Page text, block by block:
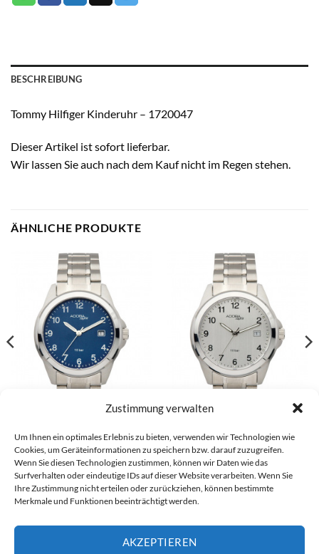
Zustimmung verwalten
Um Ihnen ein optimales Erlebnis zu bieten, verwenden wir Technologien wie
Cookies, um Geräteinformationen zu speichern bzw. darauf zuzugreifen.
Wenn Sie diesen Technologien zustimmen, können wir Daten wie das
Surfverhalten oder eindeutige IDs auf dieser Website verarbeiten. Wenn Sie
Ihre Zustimmung nicht erteilen oder zurückziehen, können bestimmte
Merkmale und Funktionen beeinträchtigt werden.
AKZEPTIEREN
BESCHREIBUNG
Tommy Hilfiger Kinderuhr – 1720047
Dieser Artikel ist sofort lieferbar.
Wir lassen Sie auch nach dem Kauf nicht im Regen stehen.
ÄHNLICHE PRODUKTE
Sonstiges Herrenarmbanduhr –
1-201928-001
€69,90
Sonstiges Herrenarmbanduhr –
1-201927-001
€ 69,90
Alle Preise inkl. der gesetzlichen MwSt.